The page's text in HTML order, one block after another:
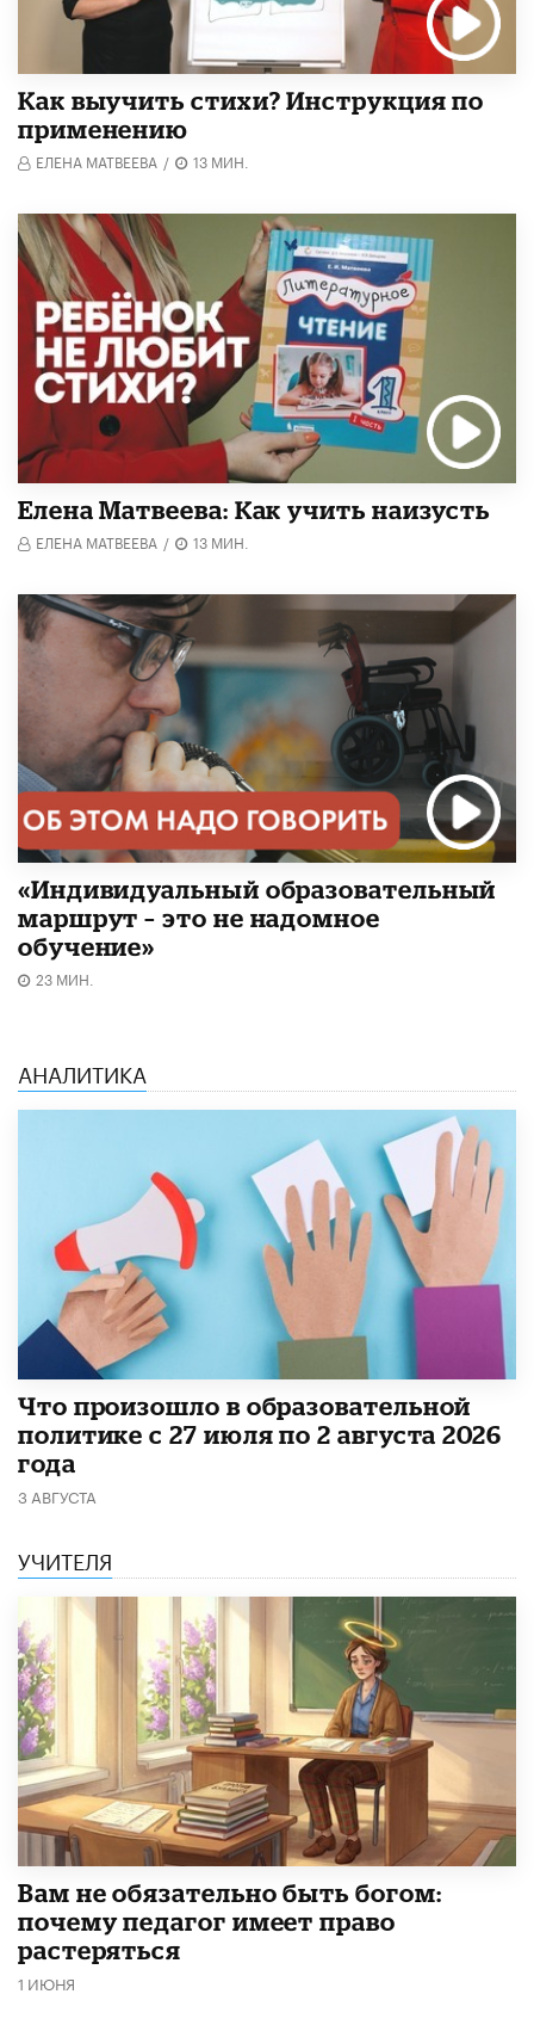
Как выучить стихи? Инструкция по
применению
ЕЛЕНА МАТВЕЕВА / 13 МИН.
Елена Матвеева: Как учить наизусть
ЕЛЕНА МАТВЕЕВА / 13 МИН.
«Индивидуальный образовательный
маршрут – это не надомное
обучение»
23 МИН.
АНАЛИТИКА
​Что произошло в образовательной
политике с 27 июля по 2 августа 2026
года
3 АВГУСТА
УЧИТЕЛЯ
​Вам не обязательно быть богом:
почему педагог имеет право
растеряться
1 ИЮНЯ